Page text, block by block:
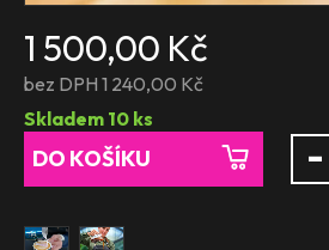
1 500,00 Kč
bez DPH 1 240,00 Kč
Skladem 10 ks
DO KOŠÍKU -